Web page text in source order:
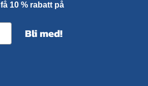
få 10 % rabatt på
Bli med!